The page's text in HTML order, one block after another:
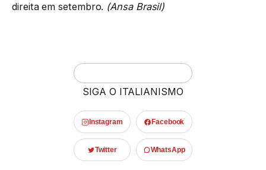
direita em setembro. (Ansa Brasil)
SIGA O ITALIANISMO
Instagram Facebook
Twitter WhatsApp